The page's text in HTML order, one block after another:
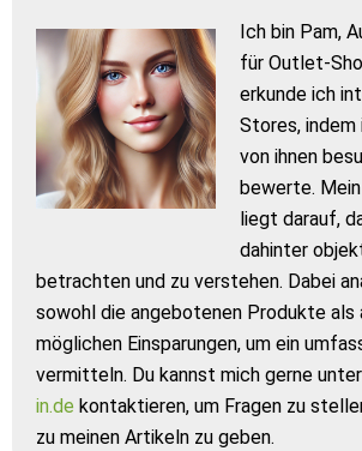
Ich bin Pam,
für Outlet-
erkunde ich
Stores, indem
von ihnen
bewerte.
liegt darauf,
dahinter
betrachten und zu verstehen. Dabei
sowohl die angebotenen Produkte als
möglichen Einsparungen, um ein
vermitteln. Du kannst mich gerne unter
in.de kontaktieren, um Fragen zu
zu meinen Artikeln zu geben.